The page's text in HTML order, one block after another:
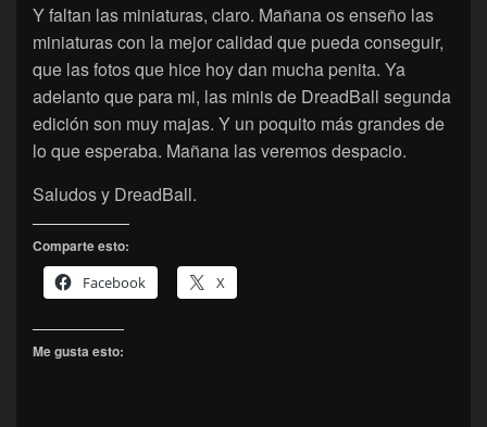
Y faltan las miniaturas, claro. Mañana os enseño las
miniaturas con la mejor calidad que pueda conseguir,
que las fotos que hice hoy dan mucha penita. Ya
adelanto que para mi, las minis de DreadBall segunda
edición son muy majas. Y un poquito más grandes de
lo que esperaba. Mañana las veremos despacio.
Saludos y DreadBall.
Comparte esto:
Facebook
X
Me gusta esto: